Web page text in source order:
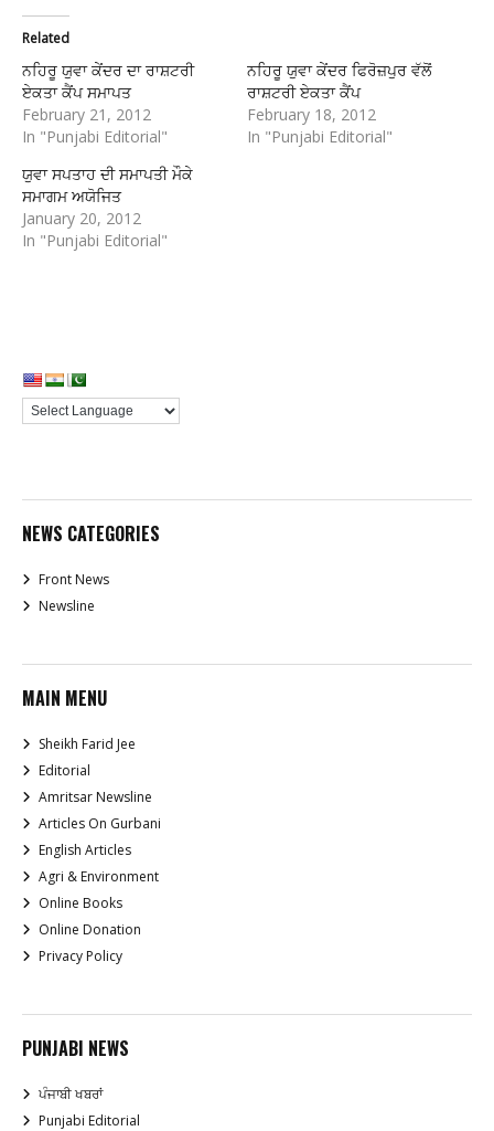
Related
ਨਹਿਰੂ ਯੁਵਾ ਕੇਂਦਰ ਦਾ ਰਾਸ਼ਟਰੀ
ਏਕਤਾ ਕੈਂਪ ਸਮਾਪਤ
February 21, 2012
In "Punjabi Editorial"
ਨਹਿਰੂ ਯੁਵਾ ਕੇਂਦਰ ਫਿਰੋਜ਼ਪੁਰ ਵੱਲੋਂ
ਰਾਸ਼ਟਰੀ ਏਕਤਾ ਕੈਂਪ
February 18, 2012
In "Punjabi Editorial"
ਯੁਵਾ ਸਪਤਾਹ ਦੀ ਸਮਾਪਤੀ ਮੌਕੇ
ਸਮਾਗਮ ਅਯੋਜਿਤ
January 20, 2012
In "Punjabi Editorial"
NEWS CATEGORIES
Front News
Newsline
MAIN MENU
Sheikh Farid Jee
Editorial
Amritsar Newsline
Articles On Gurbani
English Articles
Agri & Environment
Online Books
Online Donation
Privacy Policy
PUNJABI NEWS
ਪੰਜਾਬੀ ਖਬਰਾਂ
Punjabi Editorial